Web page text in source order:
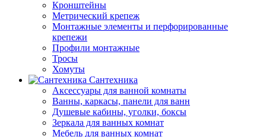
Кронштейны
Метрический крепеж
Монтажные элементы и перфорированные
крепежи
Профили монтажные
Тросы
Хомуты
Сантехника
Аксессуары для ванной комнаты
Ванны, каркасы, панели для ванн
Душевые кабины, уголки, боксы
Зеркала для ванных комнат
Мебель для ванных комнат